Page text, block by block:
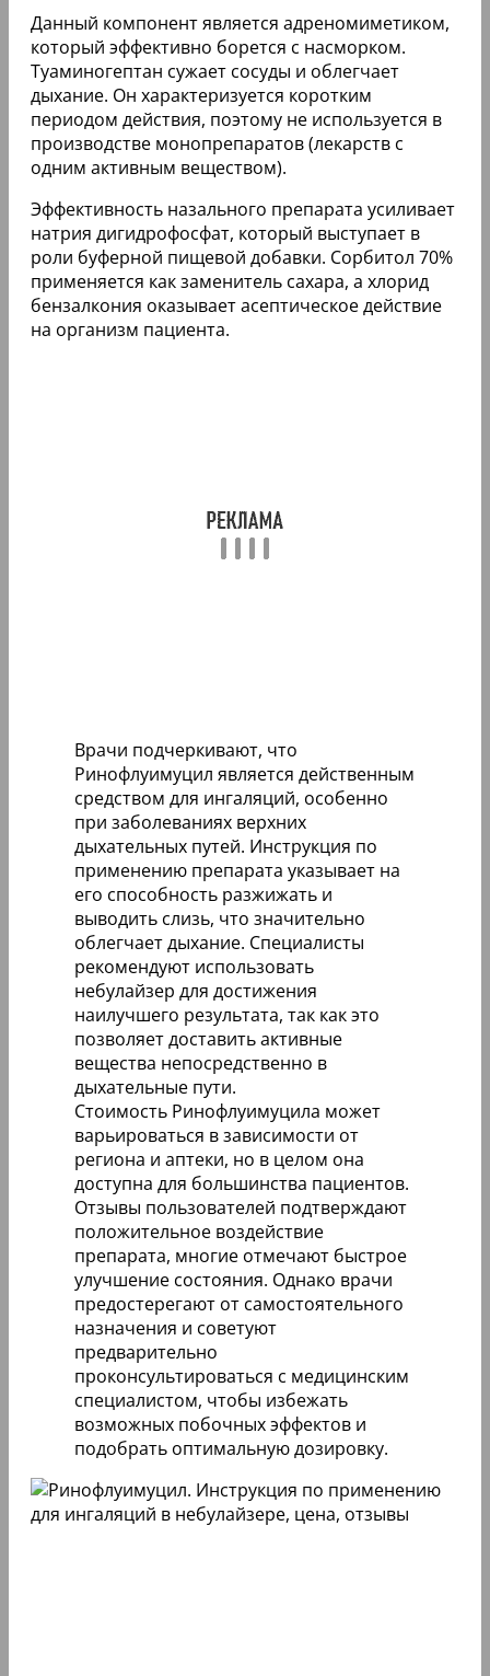
Данный компонент является адреномиметиком,
который эффективно борется с насморком.
Туаминогептан сужает сосуды и облегчает
дыхание. Он характеризуется коротким
периодом действия, поэтому не используется в
производстве монопрепаратов (лекарств с
одним активным веществом).
Эффективность назального препарата усиливает
натрия дигидрофосфат, который выступает в
роли буферной пищевой добавки. Сорбитол 70%
применяется как заменитель сахара, а хлорид
бензалкония оказывает асептическое действие
на организм пациента.
Врачи подчеркивают, что
Ринофлуимуцил является действенным
средством для ингаляций, особенно
при заболеваниях верхних
дыхательных путей. Инструкция по
применению препарата указывает на
его способность разжижать и
выводить слизь, что значительно
облегчает дыхание. Специалисты
рекомендуют использовать
небулайзер для достижения
наилучшего результата, так как это
позволяет доставить активные
вещества непосредственно в
дыхательные пути.
Стоимость Ринофлуимуцила может
варьироваться в зависимости от
региона и аптеки, но в целом она
доступна для большинства пациентов.
Отзывы пользователей подтверждают
положительное воздействие
препарата, многие отмечают быстрое
улучшение состояния. Однако врачи
предостерегают от самостоятельного
назначения и советуют
предварительно
проконсультироваться с медицинским
специалистом, чтобы избежать
возможных побочных эффектов и
подобрать оптимальную дозировку.